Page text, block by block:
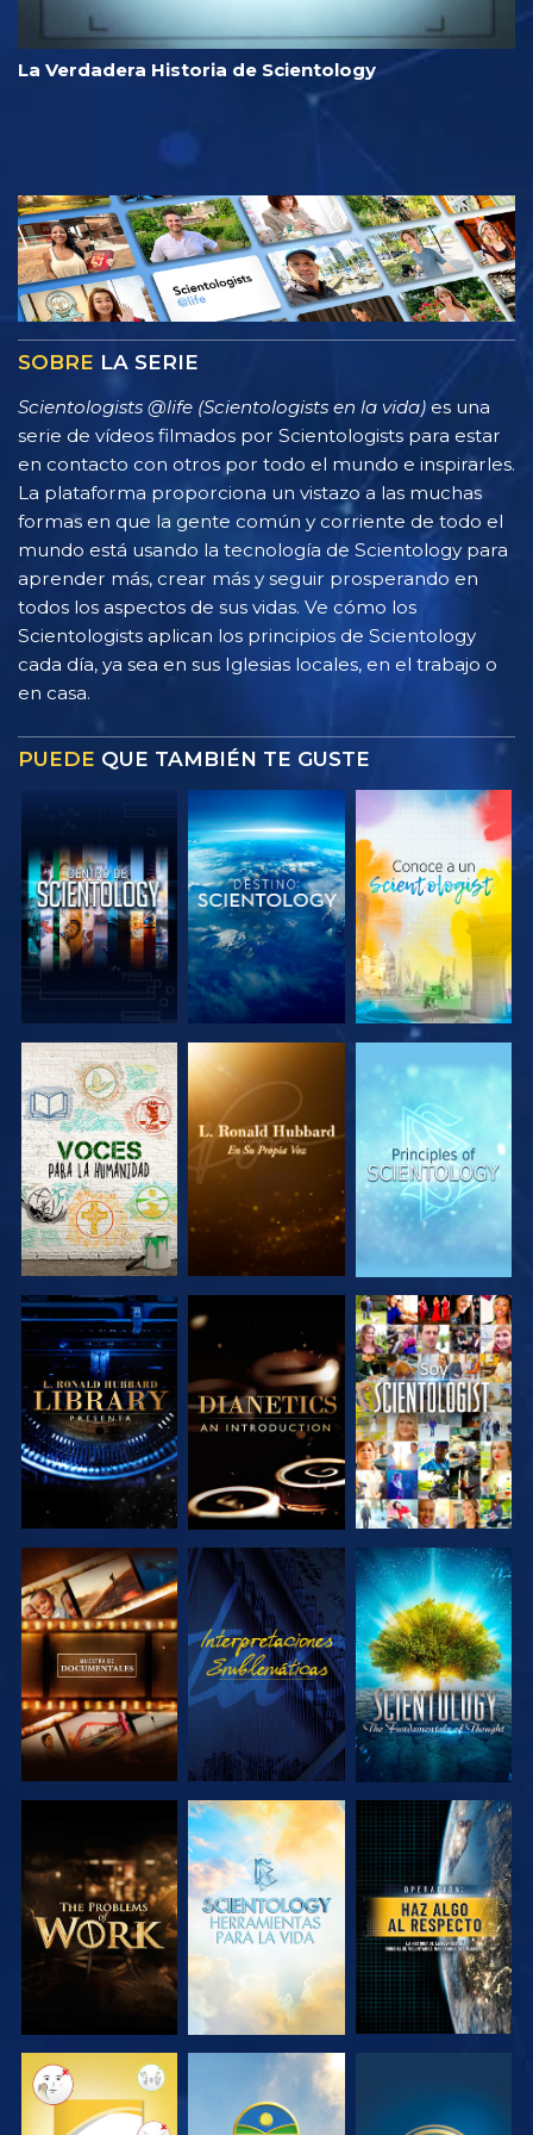
La Verdadera Historia de Scientology
SOBRE LA SERIE
Scientologists @life (Scientologists en la vida) es una
serie de vídeos filmados por Scientologists para estar
en contacto con otros por todo el mundo e inspirarles.
La plataforma proporciona un vistazo a las muchas
formas en que la gente común y corriente de todo el
mundo está usando la tecnología de Scientology para
aprender más, crear más y seguir prosperando en
todos los aspectos de sus vidas. Ve cómo los
Scientologists aplican los principios de Scientology
cada día, ya sea en sus Iglesias locales, en el trabajo o
en casa.
PUEDE QUE TAMBIÉN TE GUSTE
EXPLORA LAS
SERIES
EXPLORA LAS
SERIES
EXPLORA LAS
SERIES
EXPLORA LAS
SERIES
EXPLORA LAS
SERIES
VE
EXPLORA LAS
SERIES
VE
EXPLORA LAS
SERIES
EXPLORA LAS
SERIES
EXPLORA LAS
SERIES
VE
VE VE VE